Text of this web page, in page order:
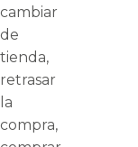
cambiar
de
tienda,
retrasar
la
compra,